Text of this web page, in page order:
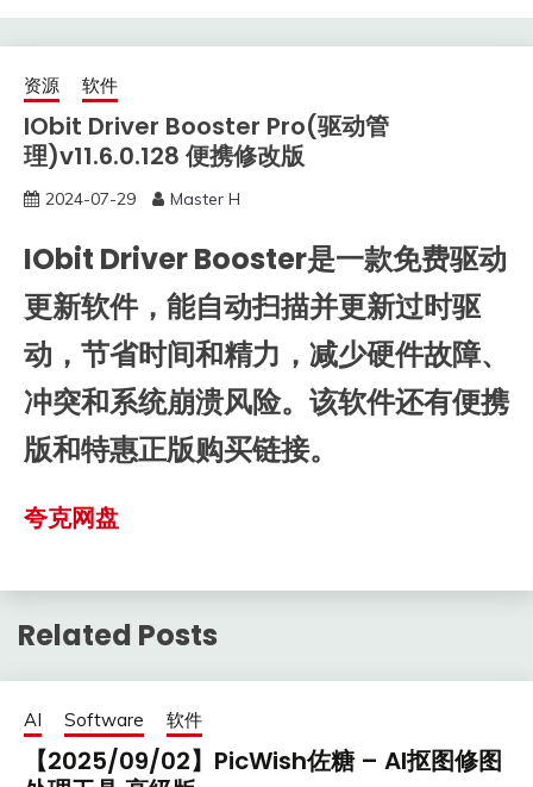
资源 软件
IObit Driver Booster Pro(驱动管
理)v11.6.0.128 便携修改版
2024-07-29 Master H
IObit Driver Booster是一款免费驱动
更新软件，能自动扫描并更新过时驱
动，节省时间和精力，减少硬件故障、
冲突和系统崩溃风险。该软件还有便携
版和特惠正版购买链接。
夸克网盘
Related Posts
AI Software 软件
【2025/09/02】PicWish佐糖 – AI抠图修图